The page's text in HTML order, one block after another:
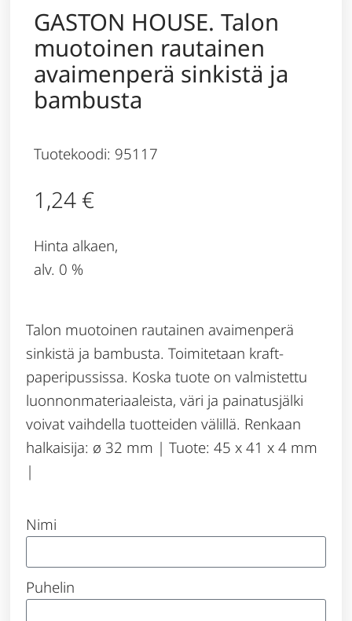
GASTON HOUSE. Talon
muotoinen rautainen
avaimenperä sinkistä ja
bambusta
Tuotekoodi: 95117
1,24 €
Hinta alkaen,
alv. 0 %
Talon muotoinen rautainen avaimenperä
sinkistä ja bambusta. Toimitetaan kraft-
paperipussissa. Koska tuote on valmistettu
luonnonmateriaaleista, väri ja painatusjälki
voivat vaihdella tuotteiden välillä. Renkaan
halkaisija: ø 32 mm | Tuote: 45 x 41 x 4 mm
|
Nimi
Puhelin